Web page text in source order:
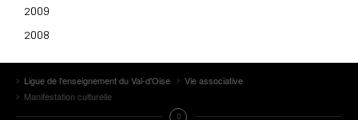
2009
2008
Ligue de l'enseignement du Val-d'Oise
Vie associative
Manifestation culturelle